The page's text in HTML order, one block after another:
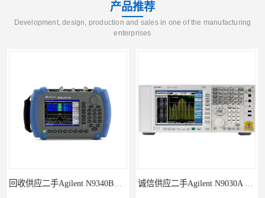
产品推荐
Development, design, production and sales in one of the manufacturing
enterprises